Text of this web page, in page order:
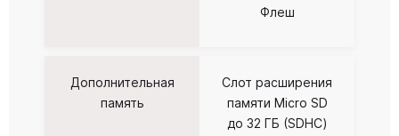
Флеш
Дополнительная
память
Слот расширения
памяти Micro SD
до 32 ГБ (SDHC)